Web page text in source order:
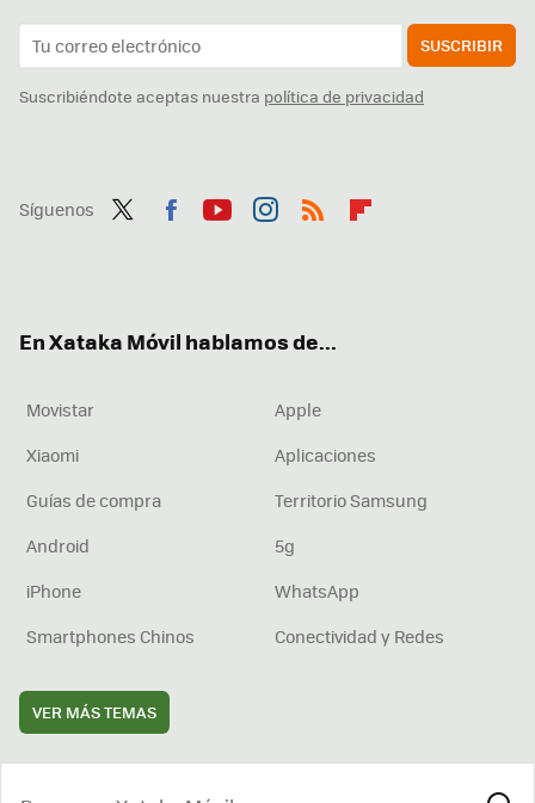
SUSCRIBIR
Suscribiéndote aceptas nuestra política de privacidad
Síguenos
En Xataka Móvil hablamos de...
Movistar
Apple
Xiaomi
Aplicaciones
Guías de compra
Territorio Samsung
Android
5g
iPhone
WhatsApp
Smartphones Chinos
Conectividad y Redes
VER MÁS TEMAS